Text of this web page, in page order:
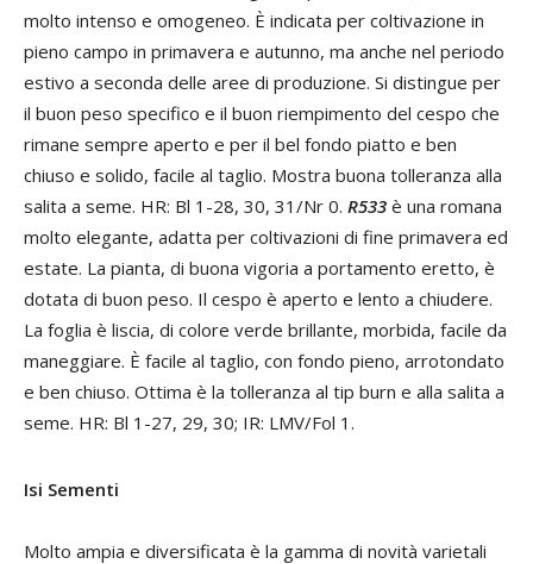
molto intenso e omogeneo. È indicata per coltivazione in
pieno campo in primavera e autunno, ma anche nel periodo
estivo a seconda delle aree di produzione. Si distingue per
il buon peso specifico e il buon riempimento del cespo che
rimane sempre aperto e per il bel fondo piatto e ben
chiuso e solido, facile al taglio. Mostra buona tolleranza alla
salita a seme. HR: Bl 1-28, 30, 31/Nr 0. R533 è una romana
molto elegante, adatta per coltivazioni di fine primavera ed
estate. La pianta, di buona vigoria a portamento eretto, è
dotata di buon peso. Il cespo è aperto e lento a chiudere.
La foglia è liscia, di colore verde brillante, morbida, facile da
maneggiare. È facile al taglio, con fondo pieno, arrotondato
e ben chiuso. Ottima è la tolleranza al tip burn e alla salita a
seme. HR: Bl 1-27, 29, 30; IR: LMV/Fol 1.
Isi Sementi
Molto ampia e diversificata è la gamma di novità varietali